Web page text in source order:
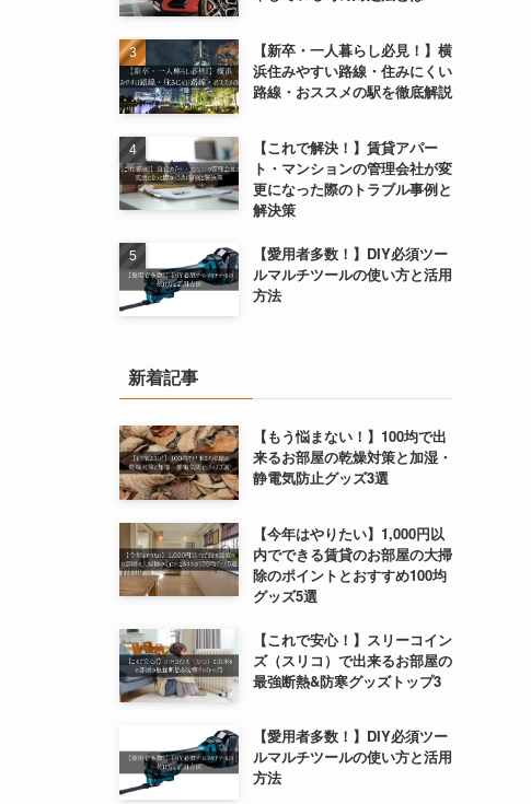
【新卒・一人暮らし必見！】横
浜住みやすい路線・住みにくい
路線・おススメの駅を徹底解説
【これで解決！】賃貸アパー
ト・マンションの管理会社が変
更になった際のトラブル事例と
解決策
【愛用者多数！】DIY必須ツー
ルマルチツールの使い方と活用
方法
新着記事
【もう悩まない！】100均で出
来るお部屋の乾燥対策と加湿・
静電気防止グッズ3選
【今年はやりたい】1,000円以
内でできる賃貸のお部屋の大掃
除のポイントとおすすめ100均
グッズ5選
【これで安心！】スリーコイン
ズ（スリコ）で出来るお部屋の
最強断熱&防寒グッズトップ3
【愛用者多数！】DIY必須ツー
ルマルチツールの使い方と活用
方法